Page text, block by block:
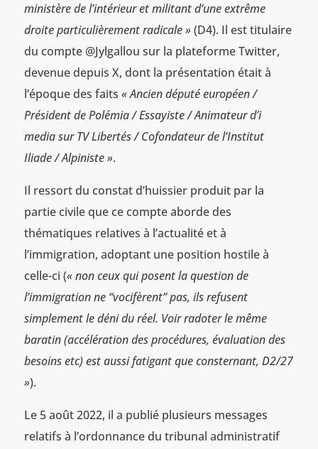
ministère de l’intérieur et militant d’une extrême
droite particulièrement radicale » (D4). Il est titulaire
du compte @Jylgallou sur la plateforme Twitter,
devenue depuis X, dont la présentation était à
l’époque des faits « Ancien député européen /
Président de Polémia / Essayiste / Animateur d’i
media sur TV Libertés / Cofondateur de l’Institut
Iliade / Alpiniste ».
Il ressort du constat d’huissier produit par la
partie civile que ce compte aborde des
thématiques relatives à l’actualité et à
l’immigration, adoptant une position hostile à
celle-ci (« non ceux qui posent la question de
l’immigration ne “vocifèrent” pas, ils refusent
simplement le déni du réel. Voir radoter le même
baratin (accélération des procédures, évaluation des
besoins etc) est aussi fatigant que consternant, D2/27
»).
Le 5 août 2022, il a publié plusieurs messages
relatifs à l’ordonnance du tribunal administratif